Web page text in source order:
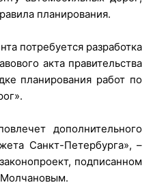
планирования.
потребуется разработка
акта правительства
планирования работ по
дополнительного
Санкт-Петербурга», –
подписанном